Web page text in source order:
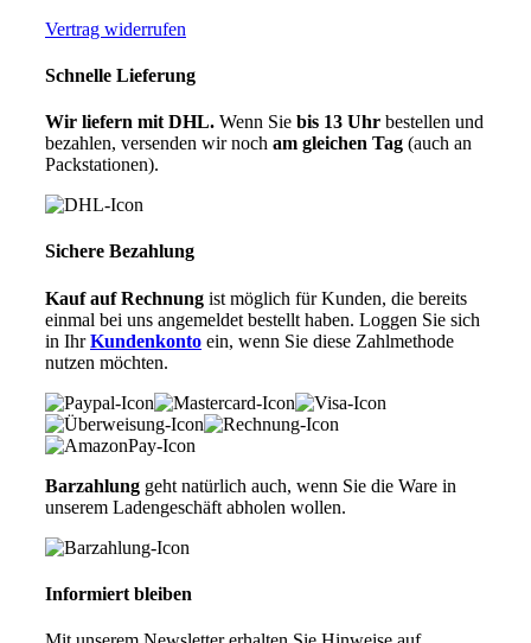
Vertrag widerrufen
Schnelle Lieferung
Wir liefern mit DHL. Wenn Sie bis 13 Uhr bestellen und
bezahlen, versenden wir noch am gleichen Tag (auch an
Packstationen).
Sichere Bezahlung
Kauf auf Rechnung ist möglich für Kunden, die bereits
einmal bei uns angemeldet bestellt haben. Loggen Sie sich
in IhrKundenkonto ein, wenn Sie diese Zahlmethode
nutzen möchten.
Barzahlung geht natürlich auch, wenn Sie die Ware in
unserem Ladengeschäft abholen wollen.
Informiert bleiben